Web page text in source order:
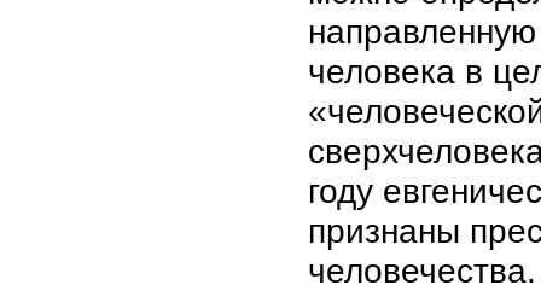
человека в
году
признаны
человечества.